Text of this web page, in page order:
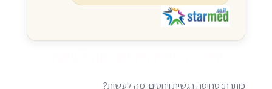
כותרת: סחיטה רגשית ויחסים: מה לעשות?